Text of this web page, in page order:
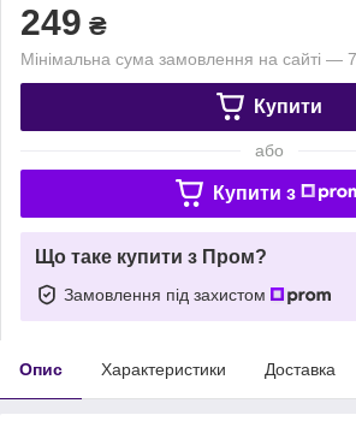
249 ₴
Мінімальна сума замовлення на сайті —
Купити
або
Купити з
Що таке купити з Пром?
Замовлення під захистом
Опис Характеристики Доставка